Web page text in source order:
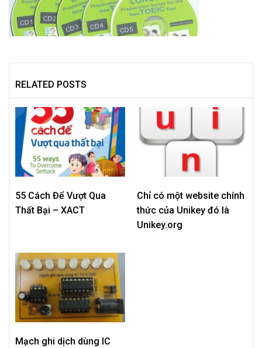
RELATED POSTS
55 Cách Để Vượt Qua
Thất Bại – XACT
Chỉ có một website chính
thức của Unikey đó là
Unikey.org
Mạch ghi dịch dùng IC